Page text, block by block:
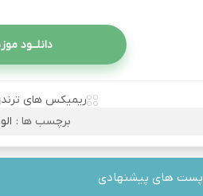
دانلــود
ریمیکس های ترند
برچسب ها :
پست های پیشنهادی